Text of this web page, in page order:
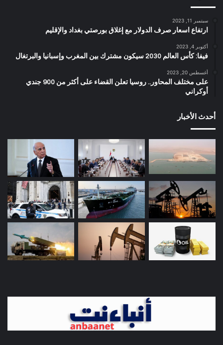
سبتمبر 11, 2023
ارتفاع اسعار صرف الدولار مع إغلاق بورصتي بغداد والإقليم
أكتوبر 4, 2023
فيفا: كأس العالم 2030 سيكون مشترك بين المغرب وإسبانيا والبرتغال
أغسطس 20, 2023
على مختلف المحاور.. روسيا تعلن القضاء على أكثر من 900 جندي
أوكراني
أحدث الأخبار